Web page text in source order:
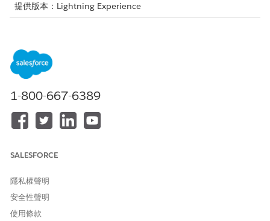
提供版本：Lightning Experience
如果您已使用受管理封裝安裝外部用戶端應用程式,請注意下列考量
事項。
如果您已安裝外部用戶端應用程式,但未啟用行動外掛程式,則建
如果您已安裝外部用戶端應用程式,但未啟用通知外掛程式,則建
立後便無法啟用通知外掛程式。若未啟用通知外掛程式,您便無
1-800-667-6389
SALESFORCE
隱私權聲明
安全性聲明
使用條款